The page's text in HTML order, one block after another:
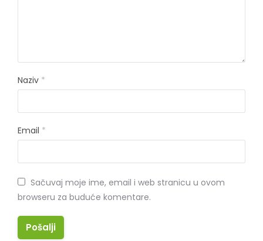
Naziv *
Email *
Sačuvaj moje ime, email i web stranicu u ovom
browseru za buduće komentare.